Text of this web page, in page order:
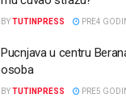
BYTUTINPRESS PRE4
Pucnjava u centru
osoba
BYTUTINPRESS PRE5